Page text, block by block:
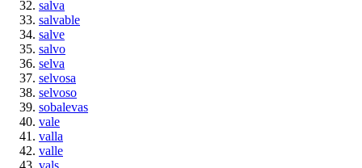
salva
salvable
salve
salvo
selva
selvosa
selvoso
sobalevas
vale
valla
valle
vals